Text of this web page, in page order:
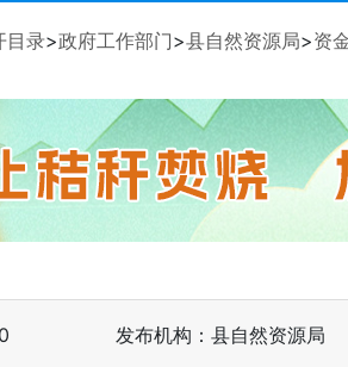
目录>政府工作部门>县自然资源局>资
发布机构：县自然资源局